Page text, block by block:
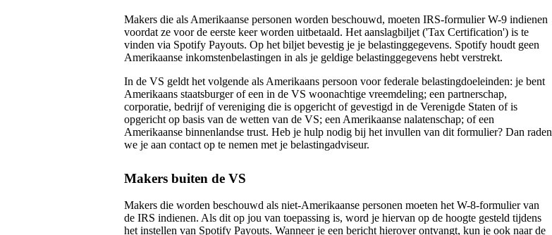
Makers die als Amerikaanse personen worden beschouwd, moeten IRS-formulier W-9 indienen
voordat ze voor de eerste keer worden uitbetaald. Het aanslagbiljet ('Tax Certification') is te
vinden via Spotify Payouts. Op het biljet bevestig je je belastinggegevens. Spotify houdt geen
Amerikaanse inkomstenbelastingen in als je geldige belastinggegevens hebt verstrekt.
In de VS geldt het volgende als Amerikaans persoon voor federale belastingdoeleinden: je bent
Amerikaans staatsburger of een in de VS woonachtige vreemdeling; een partnerschap,
corporatie, bedrijf of vereniging die is opgericht of gevestigd in de Verenigde Staten of is
opgericht op basis van de wetten van de VS; een Amerikaanse nalatenschap; of een
Amerikaanse binnenlandse trust. Heb je hulp nodig bij het invullen van dit formulier? Dan raden
we je aan contact op te nemen met je belastingadviseur.
Makers buiten de VS
Makers die worden beschouwd als niet-Amerikaanse personen moeten het W-8-formulier van
de IRS indienen. Als dit op jou van toepassing is, word je hiervan op de hoogte gesteld tijdens
het instellen van Spotify Payouts. Wanneer je een bericht hierover ontvangt, kun je ook naar de